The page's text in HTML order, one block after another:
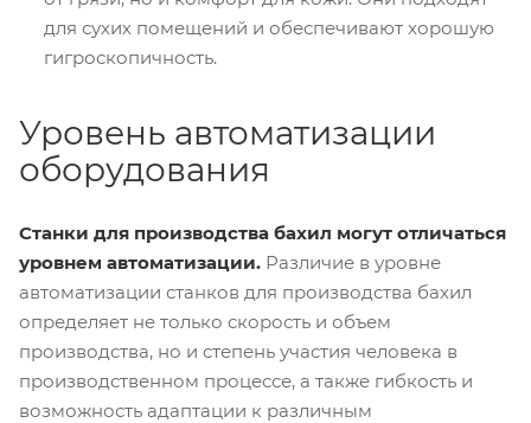
для сухих помещений и обеспечивают хорошую
гигроскопичность.
Уровень автоматизации
оборудования
Станки для производства бахил могут отличаться
уровнем автоматизации. Различие в уровне
автоматизации станков для производства бахил
определяет не только скорость и объем
производства, но и степень участия человека в
производственном процессе, а также гибкость и
возможность адаптации к различным